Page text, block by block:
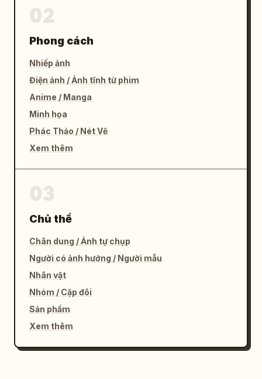
Phong cách
Nhiếp ảnh
Điện ảnh / Ảnh tĩnh từ phim
Anime / Manga
Minh họa
Phác Thảo / Nét Vẽ
Xem thêm
Chủ thể
Chân dung / Ảnh tự chụp
Người có ảnh hưởng / Người mẫu
Nhân vật
Nhóm / Cặp đôi
Sản phẩm
Xem thêm